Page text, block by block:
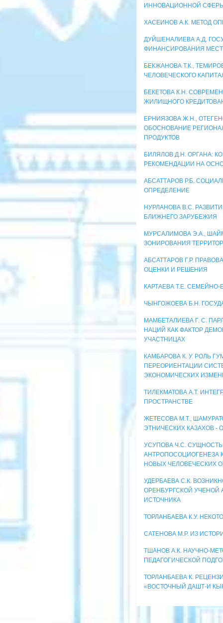
ИННОВАЦИОННОЙ
ХАСЕИНОВ А.К. МЕТОД
ДУЙШЕНАЛИЕВА А.Д.
ФИНАНСИРОВАНИЯ
БЕКЖАНОВА Т.К.,
ЧЕЛОВЕЧЕСКОГО
БЕКЕТОВА К.Н.
ЖИЛИЩНОГО
ЕРНИЯЗОВА Ж.Н.,
ОБОСНОВАНИЕ
ПРОДУКТОВ
БИЛЯЛОВ Д.Н. ОРГАНА:
РЕКОМЕНДАЦИИ НА
АБСАТТАРОВ Р.Б.
ОПРЕДЕЛЕНИЕ
НУРЛАНОВА В.С.
БЛИЖНЕГО ЗАРУБЕЖИЯ
МУРСАЛИМОВА Э.А.,
ЗОНИРОВАНИЯ
АБСАТТАРОВ Г.Р.
ОЦЕНКИ И РЕШЕНИЯ
КАРТАЕВА Т.Е.
ЧЫНГОЖОЕВА Б.Н.
МАМБЕТАЛИЕВА Г. С.
НАЦИЙ КАК ФАКТОР
УЧАСТНИЦАХ
КАМБАРОВА К. У. РОЛЬ
ПЕРЕОРИЕНТАЦИИ
ЭКОНОМИЧЕСКИХ
ТИЛЕКМАТОВА А.Т.
ПРОСТРАНСТВЕ
ЖЕТЕСОВА М.Т.,
ЭТНИЧЕСКИХ КАЗАХОВ -
УСУПОВА Ч.С.
АНТРОПОСОЦИОГЕНЕЗА
НОВЫХ ЧЕЛОВЕЧЕСКИХ
УДЕРБАЕВА С.К.
ОРЕНБУРГСКОЙ УЧЕНОЙ
ИСТОЧНИКА
ТОРЛАНБАЕВА К.У.
САТЕНОВА М.Р. ИЗ
ТШАНОВ А.К. НАУЧНО-
ПЕДАГОГИЧЕСКОЙ
ТОРЛАНБАЕВА К.
«ВОСТОЧНЫЙ ДАШТ-И